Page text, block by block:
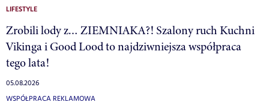
LIFESTYLE
Zrobili lody z… ZIEMNIAKA?! Szalony ruch Kuchni
Vikinga i Good Lood to najdziwniejsza współpraca
tego lata!
05.08.2026
WSPÓŁPRACA REKLAMOWA